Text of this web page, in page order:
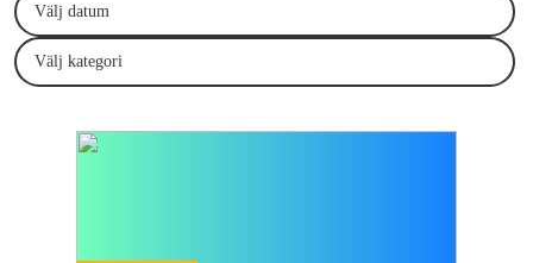
Välj datum
Välj kategori